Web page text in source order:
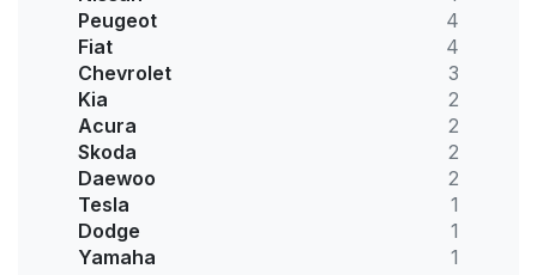
Peugeot
4
Fiat
4
Chevrolet
3
Kia
2
Acura
2
Skoda
2
Daewoo
2
Tesla
1
Dodge
1
Yamaha
1